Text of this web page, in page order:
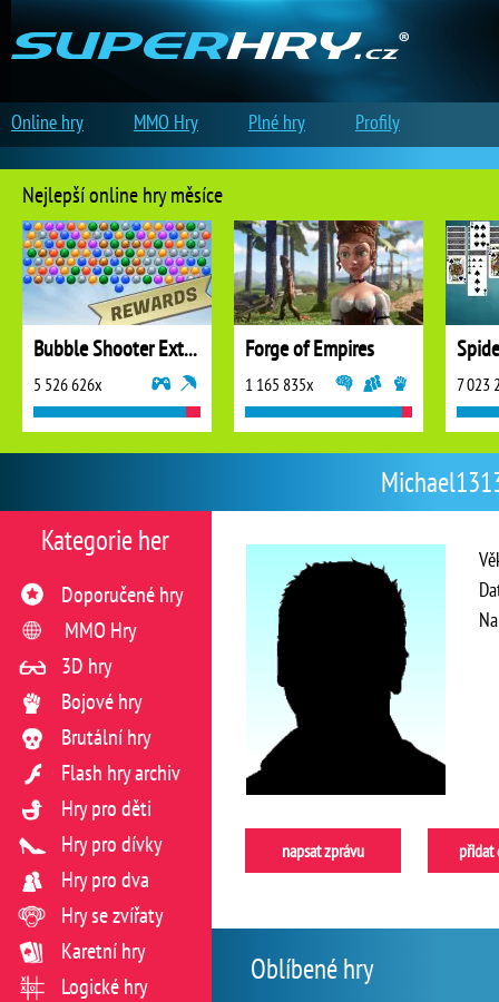
napsat zprávu přidat
Oblíbené hry
Kategorie her
Doporučené hry
MMO Hry
3D hry
Bojové hry
Brutální hry
Flash hry archiv
Hry pro děti
Hry pro dívky
Hry pro dva
Hry se zvířaty
Karetní hry
Logické hry
Nejlepší online hry měsíce
Bubble Shooter Extreme
5 526 626x
Forge of Empires
1 165 835x 7 023
Online hry MMO Hry Plné hry Profily